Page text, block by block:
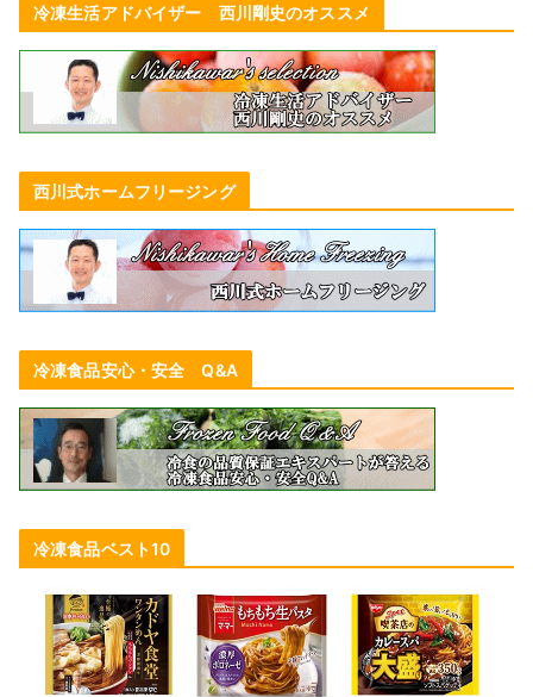
冷凍生活アドバイザー 西川剛史のオススメ
西川式ホームフリージング
冷凍食品安心・安全 Q&A
冷凍食品ベスト10